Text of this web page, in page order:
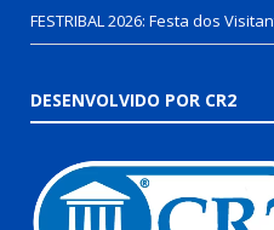
FESTRIBAL 2026: Festa dos
DESENVOLVIDO POR CR2